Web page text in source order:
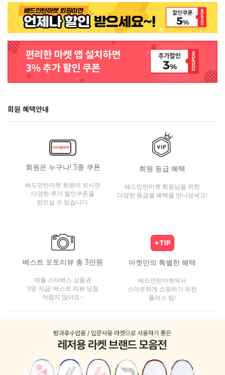
회원 혜택안내
회원은 누구나! 3종 쿠폰
배드민턴마켓 회원이 되시면
다양한 추가 할인쿠폰을
받으실 수 있습니다.
회원 등급 혜택
배드민턴마켓 회원님을 위한
다양한 등급별 혜택을 만나보세요!
베스트 포토리뷰 총 3만원
매월 스타벅스 상품권
3명 지급! 베스트 리뷰 당첨
어렵지 않아요~
마켓만의 특별한 혜택
배드민턴마켓에서
스마트하게 쇼핑하기 위한
플러스 팁!